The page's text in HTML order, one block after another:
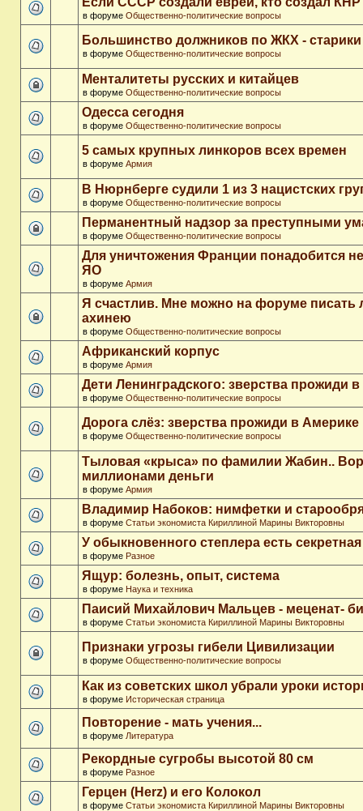
в форуме Общественно-политические вопросы
Большинство должников по ЖКХ - старики
в форуме Общественно-политические вопросы
Менталитеты русских и китайцев
в форуме Общественно-политические вопросы
Одесса сегодня
в форуме Общественно-политические вопросы
5 самых крупных линкоров всех времен
в форуме Армия
В Нюрнберге судили 1 из 3 нацистских
в форуме Общественно-политические вопросы
Перманентный надзор за преступными
в форуме Общественно-политические вопросы
Для уничтожения Франции понадобится
ЯО
в форуме Армия
Я счастлив. Мне можно на форуме
ахинею
в форуме Общественно-политические вопросы
Африканский корпус
в форуме Армия
Дети Ленинградского: зверства прожиди
в форуме Общественно-политические вопросы
Дорога слёз: зверства прожиди в Америке
в форуме Общественно-политические вопросы
Тыловая «крыса» по фамилии Жабин..
миллионами деньги
в форуме Армия
Владимир Набоков: нимфетки и
в форуме Статьи экономиста Кириллиной Марины Викторовны
У обыкновенного степлера есть
в форуме Разное
Ящур: болезнь, опыт, система
в форуме Наука и техника
Паисий Михайлович Мальцев - меценат-
в форуме Статьи экономиста Кириллиной Марины Викторовны
Признаки угрозы гибели Цивилизации
в форуме Общественно-политические вопросы
Как из советских школ убрали уроки
в форуме Историческая страница
Повторение - мать учения...
в форуме Литература
Рекордные сугробы высотой 80 см
в форуме Разное
Герцен (Herz) и его Колокол
в форуме Статьи экономиста Кириллиной Марины Викторовны